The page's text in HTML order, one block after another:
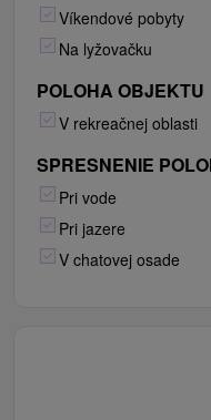
Víkendové pobyty
Na lyžovačku
POLOHA OBJEKTU
V rekreačnej oblasti
SPRESNENIE
Pri vode
Pri jazere
V chatovej osade